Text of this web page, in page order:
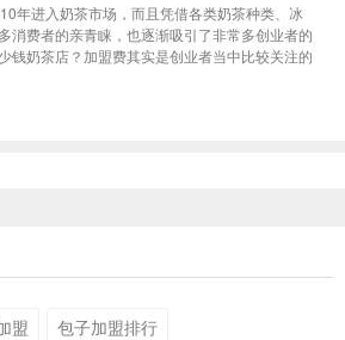
年进入奶茶市场，而且凭借各类奶茶种类、冰
消费者的亲青睐，也逐渐吸引了非常多创业者的
钱奶茶店？加盟费其实是创业者当中比较关注的
不同。全味时间加盟费多少钱奶茶店？这个问题
盟
包子加盟排行